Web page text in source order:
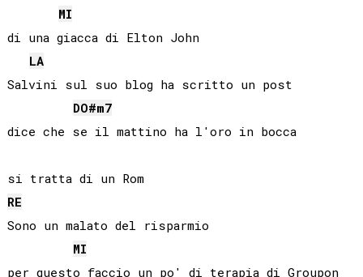
MI
di una giacca di Elton John
LA
Salvini sul suo blog ha scritto un post
DO#m7
dice che se il mattino ha l'oro in bocca
RE
Sono un malato del risparmio
MI